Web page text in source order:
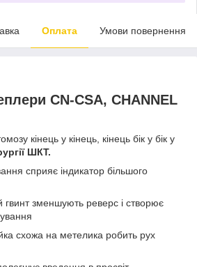
Оплата Умови повернення
CN-CSA, CHANNEL
кінець у кінець, кінець бік у бік у
ШКТ.
сприяє індикатор більшого
гвинт зменшують реверс і створює
схожа на метелика робить рух